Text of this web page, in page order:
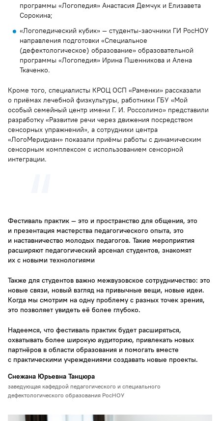
программы «Логопедия» Анастасия Демчук и Елизавета
Сорокина;
«Логопедический кубик» — студенты-заочники ГИ РосНОУ
направления подготовки «Специальное
(дефектологическое) образование» образовательной
программы «Логопедия» Ирина Пшенникова и Алена
Ткаченко.
Кроме того, специалисты КРОЦ ОСП «Раменки» рассказали
о приёмах лечебной физкультуры, работники ГБУ «Мой
особый семейный центр имени Г. И. Россолимо» представили
разработку «Развитие речи через движения посредством
сенсорных упражнений», а сотрудники центра
«ЛогоМеридиан» показали приёмы работы с динамическим
сенсорным комплексом с использованием сенсорной
интеграции.
Фестиваль практик — это и пространство для общения, это
и презентация мастерства педагогического опыта, это
и наставничество молодых педагогов. Такие мероприятия
расширяют педагогический арсенал студентов, знакомят
их с новыми технологиями
Также для студентов важно межвузовское сотрудничество: это
новые связи, новый взгляд на привычные вещи, новые идеи.
Когда мы смотрим на одну проблему с разных точек зрения,
это позволяет увидеть её более глубоко.
Надеемся, что фестиваль практик будет расширяться,
охватывать более широкую аудиторию, привлекать новых
партнёров в области образования и помогать вместе
с практическими учреждениями создавать новые проекты.
Снежана Юрьевна Танцюра
заведующая кафедрой педагогического и специального
дефектологического образования РосНОУ